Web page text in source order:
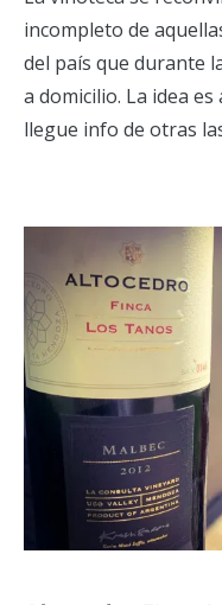
incompleto de
del país que durante
a domicilio. La idea
llegue info de otras